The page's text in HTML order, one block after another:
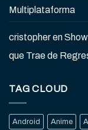
Multiplataforma
cristopheren
que Trae de
TAG CLOUD
Android Anime